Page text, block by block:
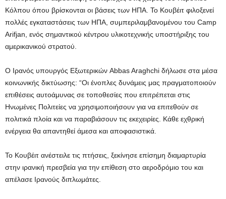
Κόλπου όπου βρίσκονται οι βάσεις των ΗΠΑ. Το Κουβέιτ φιλοξενεί
πολλές εγκαταστάσεις των ΗΠΑ, συμπεριλαμβανομένου του Camp
Arifjan, ενός σημαντικού κέντρου υλικοτεχνικής υποστήριξης του
αμερικανικού στρατού.
Ο Ιρανός υπουργός Εξωτερικών Abbas Araghchi δήλωσε στα μέσα
κοινωνικής δικτύωσης: “Οι ένοπλες δυνάμεις μας πραγματοποιούν
επιθέσεις αυτοάμυνας σε τοποθεσίες που επιτρέπεται στις
Ηνωμένες Πολιτείες να χρησιμοποιήσουν για να επιτεθούν σε
πολιτικά πλοία και να παραβιάσουν τις εκεχειρίες. Κάθε εχθρική
ενέργεια θα απαντηθεί άμεσα και αποφασιστικά.
Το Κουβέιτ ανέστειλε τις πτήσεις, ξεκίνησε επίσημη διαμαρτυρία
στην ιρανική πρεσβεία για την επίθεση στο αεροδρόμιο του και
απέλασε Ιρανούς διπλωμάτες.